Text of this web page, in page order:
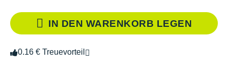
IN DEN WARENKORB LEGEN
0.16 € Treuevorteil